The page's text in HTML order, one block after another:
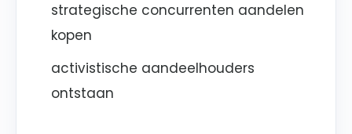
strategische concurrenten aandelen
kopen
activistische aandeelhouders
ontstaan